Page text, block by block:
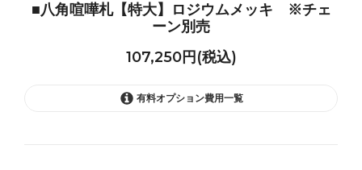
■八角喧嘩札【特大】ロジウムメッキ ※チェ
ーン別売
107,250円(税込)
有料オプション費用一覧